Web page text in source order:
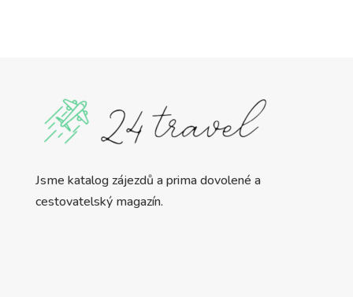
Jsme katalog zájezdů a prima dovolené a
cestovatelský magazín.